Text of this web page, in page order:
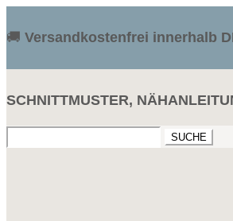
🚚 Versandkostenfrei innerhalb
SCHNITTMUSTER,